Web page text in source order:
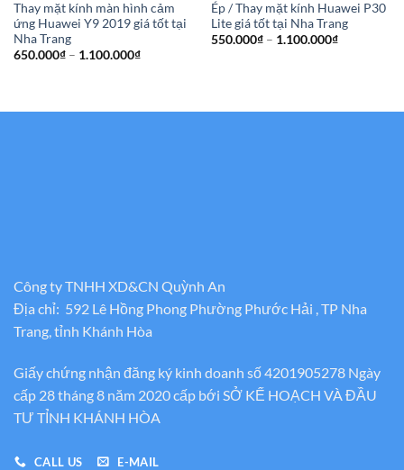
Thay mặt kính màn hình cảm
ứng Huawei Y9 2019 giá tốt tại
Nha Trang
650.000₫ – 1.100.000₫Khoảng
1.100.000₫
Ép / Thay mặt kính Huawei P30
Lite giá tốt tại Nha Trang
550.000₫ – 1.100.000₫Khoảng
Công ty TNHH XD&CN Quỳnh An
Địa chỉ: 592 Lê Hồng Phong Phường Phước Hải , TP Nha
Trang, tỉnh Khánh Hòa
Giấy chứng nhận đăng ký kinh doanh số 4201905278 Ngày
cấp 28 tháng 8 năm 2020 cấp bới SỞ KẾ HOẠCH VÀ ĐẦU
TƯ TỈNH KHÁNH HÒA
CALL US E-MAIL